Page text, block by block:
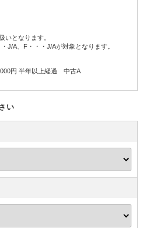
いとなります。
J/A、F・・・J/Aが対象となります。
円 半年以上経過 中古A
い